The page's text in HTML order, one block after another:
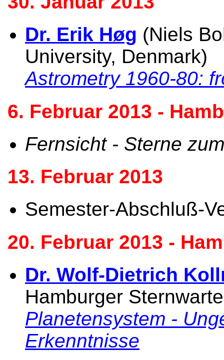
Dr. Erik Høg (Niels
University, Denmark)
Astrometry 1960-80:
6. Februar 2013 -
Fernsicht - Sterne
13. Februar 2013
Semester-Abschluß-
20. Februar 2013 -
Dr. Wolf-Dietrich
Hamburger
Planetensystem -
Erkenntnisse